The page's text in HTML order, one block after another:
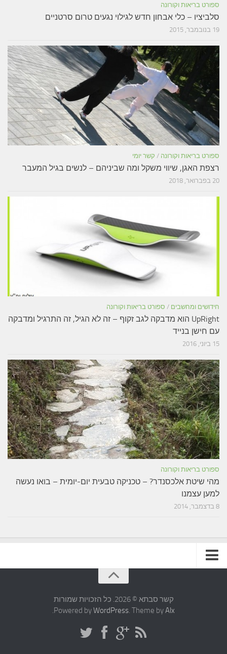
ספורט בריאות וקורונה
סלביציו – כלי אבחון חדש לגילוי נגעים טרום סרטניים
19 בנובמבר, 2015
ספורט בריאות וקורונה / קשר יומי
רצפת האגן, שיווי משקל ומה שביניהם – לנשים בגיל המעבר
20 בפברואר, 2018
חידושים ומחשבים / ספורט בריאות וקורונה
UpRight הוא מדבקה לגב זקוף – זה לא הגיל, זה התרגיל ומדבקה
עם חישן בנייד
15 ביוני, 2016
ספורט בריאות וקורונה
מהי שיטת אלכסנדר? – טכניקה טבעית יום-יומית – בואו נעשה
למען עצמנו
8 בדצמבר, 2014
קשר סבתא © 2026. כל הזכויות שמורות
Powered byWordPress. Theme byAlx
.